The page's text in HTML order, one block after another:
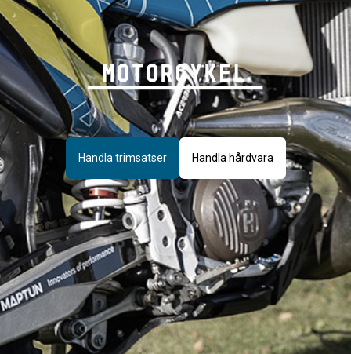
Handla trimsatser Handla hårdvara